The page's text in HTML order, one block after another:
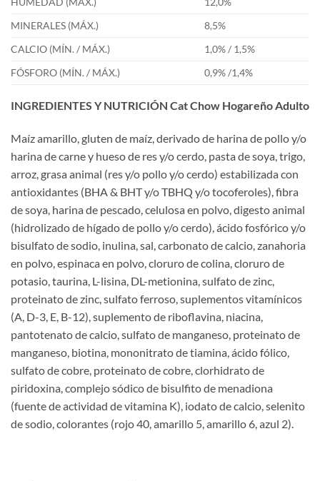
MINERALES (MÁX.)
8,5%
CALCIO (MÍN. / MÁX.)
1,0% / 1,5%
FÓSFORO (MÍN. / MÁX.)
0,9% /1,4%
INGREDIENTES Y NUTRICIÓN Cat Chow Hogareño Adulto
Maíz amarillo, gluten de maíz, derivado de harina de pollo y/o
harina de carne y hueso de res y/o cerdo, pasta de soya, trigo,
arroz, grasa animal (res y/o pollo y/o cerdo) estabilizada con
antioxidantes (BHA & BHT y/o TBHQ y/o tocoferoles), fibra
de soya, harina de pescado, celulosa en polvo, digesto animal
(hidrolizado de hígado de pollo y/o cerdo), ácido fosfórico y/o
bisulfato de sodio, inulina, sal, carbonato de calcio, zanahoria
en polvo, espinaca en polvo, cloruro de colina, cloruro de
potasio, taurina, L-lisina, DL-metionina, sulfato de zinc,
proteinato de zinc, sulfato ferroso, suplementos vitamínicos
(A, D-3, E, B-12), suplemento de riboflavina, niacina,
pantotenato de calcio, sulfato de manganeso, proteinato de
manganeso, biotina, mononitrato de tiamina, ácido fólico,
sulfato de cobre, proteinato de cobre, clorhidrato de
piridoxina, complejo sódico de bisulfito de menadiona
(fuente de actividad de vitamina K), iodato de calcio, selenito
de sodio, colorantes (rojo 40, amarillo 5, amarillo 6, azul 2).